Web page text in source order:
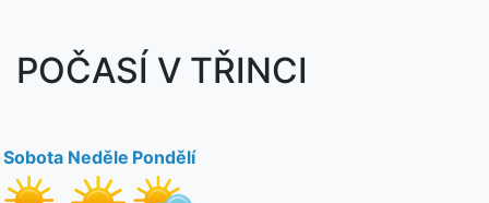
POČASÍ V TŘINCI
Sobota Neděle Pondělí